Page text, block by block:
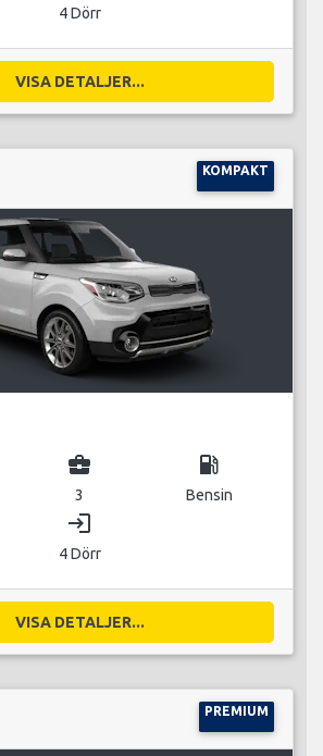
4 Dörr
VISA DETALJER...
KOMPAKT
business_center
3
local_gas_station
Bensin
login
4 Dörr
VISA DETALJER...
PREMIUM